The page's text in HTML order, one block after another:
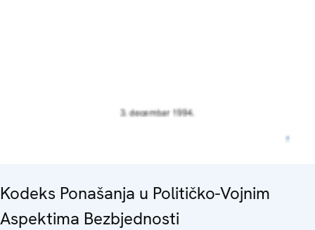
Kodeks Ponašanja u Političko-Vojnim
Aspektima Bezbjednosti